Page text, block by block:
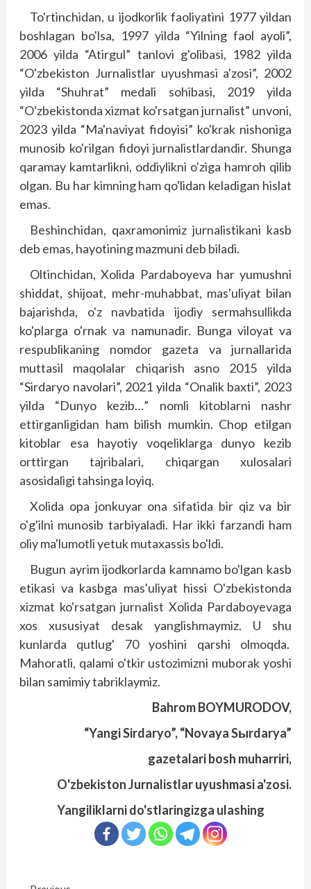
To'rtinchidan, u ijodkorlik faoliyatini 1977 yildan
boshlagan bo'lsa, 1997 yilda “Yilning faol ayoli”,
2006 yilda “Atirgul” tanlovi g'olibasi, 1982 yilda
“O'zbekiston Jurnalistlar uyushmasi a'zosi”, 2002
yilda “Shuhrat” medali sohibasi, 2019 yilda
“O'zbekistonda xizmat ko'rsatgan jurnalist” unvoni,
2023 yilda “Ma'naviyat fidoyisi” ko'krak nishoniga
munosib ko'rilgan fidoyi jurnalistlardandir. Shunga
qaramay kamtarlikni, oddiylikni o'ziga hamroh qilib
olgan. Bu har kimning ham qo'lidan keladigan hislat
emas.
Beshinchidan, qaxramonimiz jurnalistikani kasb
deb emas, hayotining mazmuni deb biladi.
Oltinchidan, Xolida Pardaboyeva har yumushni
shiddat, shijoat, mehr-muhabbat, mas'uliyat bilan
bajarishda, o'z navbatida ijodiy sermahsullikda
ko'plarga o'rnak va namunadir. Bunga viloyat va
respublikaning nomdor gazeta va jurnallarida
muttasil maqolalar chiqarish asno 2015 yilda
“Sirdaryo navolari”, 2021 yilda “Onalik baxti”, 2023
yilda “Dunyo kezib…” nomli kitoblarni nashr
ettirganligidan ham bilish mumkin. Chop etilgan
kitoblar esa hayotiy voqeliklarga dunyo kezib
orttirgan tajribalari, chiqargan xulosalari
asosidaligi tahsinga loyiq.
Xolida opa jonkuyar ona sifatida bir qiz va bir
o'g'ilni munosib tarbiyaladi. Har ikki farzandi ham
oliy ma'lumotli yetuk mutaxassis bo'ldi.
Bugun ayrim ijodkorlarda kamnamo bo'lgan kasb
etikasi va kasbga mas'uliyat hissi O'zbekistonda
xizmat ko'rsatgan jurnalist Xolida Pardaboyevaga
xos xususiyat desak yanglishmaymiz. U shu
kunlarda qutlug' 70 yoshini qarshi olmoqda.
Mahoratli, qalami o'tkir ustozimizni muborak yoshi
bilan samimiy tabriklaymiz.
Bahrom BOYMURODOV,
“Yangi Sirdaryo”, “Novaya Sыrdarya”
gazetalari bosh muharriri,
O'zbekiston Jurnalistlar uyushmasi a'zosi.
Yangiliklarni do'stlaringizga ulashing